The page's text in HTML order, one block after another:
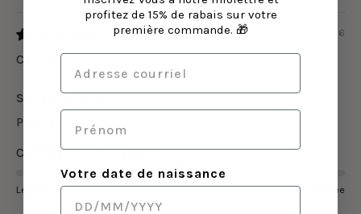
26/07/2026
Caroline
Super contente
Parfait
Compression du legging:
Légère Élevée
profitez de 15% de rabais sur votre
première commande. 🎁
Votre date de naissance